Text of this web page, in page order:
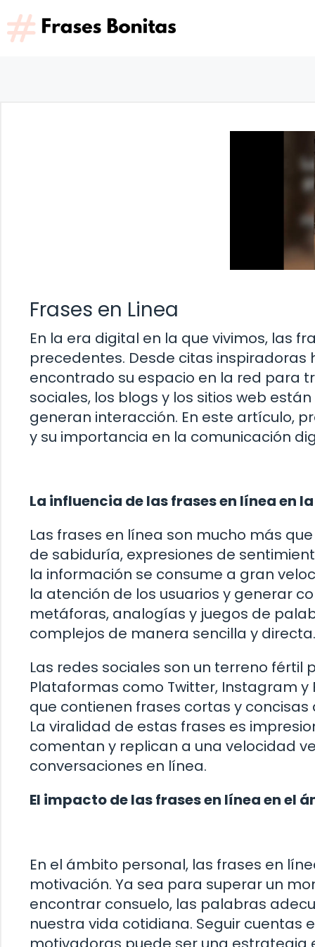
Saltar
al
contenido
Frases en Linea
En la era digital en la que vivimos, las
precedentes. Desde citas
encontrado su espacio en la red para
sociales, los blogs y los sitios web
generan interacción. En este artículo,
y su importancia en la comunicación
La influencia de las frases en línea en
Las frases en línea son mucho más
de sabiduría, expresiones de
la información se consume a gran
la atención de los usuarios y generar
metáforas, analogías y juegos de
complejos de manera sencilla y directa.
Las redes sociales son un terreno
Plataformas como Twitter, Instagram
que contienen frases cortas y
La viralidad de estas frases es
comentan y replican a una velocidad
conversaciones en línea.
El impacto de las frases en línea en el
En el ámbito personal, las frases en
motivación. Ya sea para superar un
encontrar consuelo, las palabras
nuestra vida cotidiana. Seguir cuentas